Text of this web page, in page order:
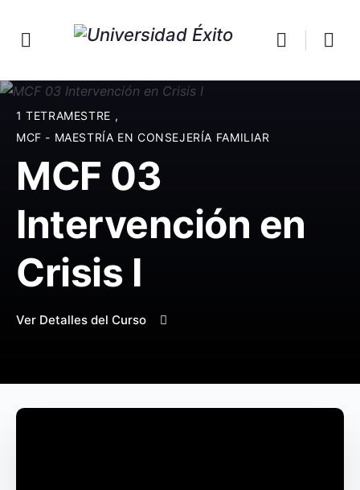
1 TETRAMESTRE ,
MCF - MAESTRÍA EN CONSEJERÍA FAMILIAR
MCF 03
Intervención en
Crisis I
Ver Detalles del Curso